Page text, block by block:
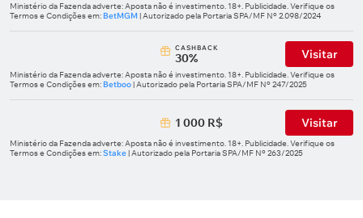
Ministério da Fazenda adverte: Aposta não é investimento. 18+. Publicidade. Verifique os
Termos e Condições em: BetMGM| Autorizado pela Portaria SPA/MF Nº 2.098/2024
СASHBACK
30% Visitar
Ministério da Fazenda adverte: Aposta não é investimento. 18+. Publicidade. Verifique os
Termos e Condições em: Betboo| Autorizado pela Portaria SPA/MF Nº 247/2025
1 000 R$ Visitar
Ministério da Fazenda adverte: Aposta não é investimento. 18+. Publicidade. Verifique os
Termos e Condições em:Stake| Autorizado pela Portaria SPA/MF Nº 263/2025